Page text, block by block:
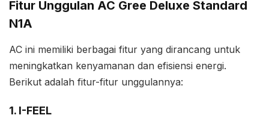
Fitur Unggulan AC Gree Deluxe Standard
N1A
AC ini memiliki berbagai fitur yang dirancang untuk
meningkatkan kenyamanan dan efisiensi energi.
Berikut adalah fitur-fitur unggulannya:
1. I-FEEL